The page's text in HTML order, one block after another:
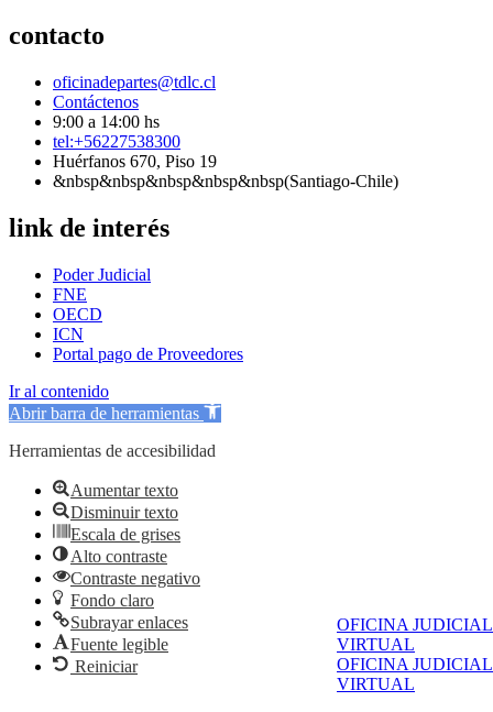
OFICINA JUDICIAL
VIRTUAL
OFICINA JUDICIAL
VIRTUAL
contacto
oficinadepartes@tdlc.cl
Contáctenos
9:00 a 14:00 hs
tel:+56227538300
Huérfanos 670, Piso 19
&nbsp&nbsp&nbsp&nbsp&nbsp(Santiago-Chile)
link de interés
Poder Judicial
FNE
OECD
ICN
Portal pago de Proveedores
Ir al contenido
Abrir barra de herramientas
Herramientas de accesibilidad
Aumentar texto
Disminuir texto
Escala de grises
Alto contraste
Contraste negativo
Fondo claro
Subrayar enlaces
Fuente legible
Reiniciar